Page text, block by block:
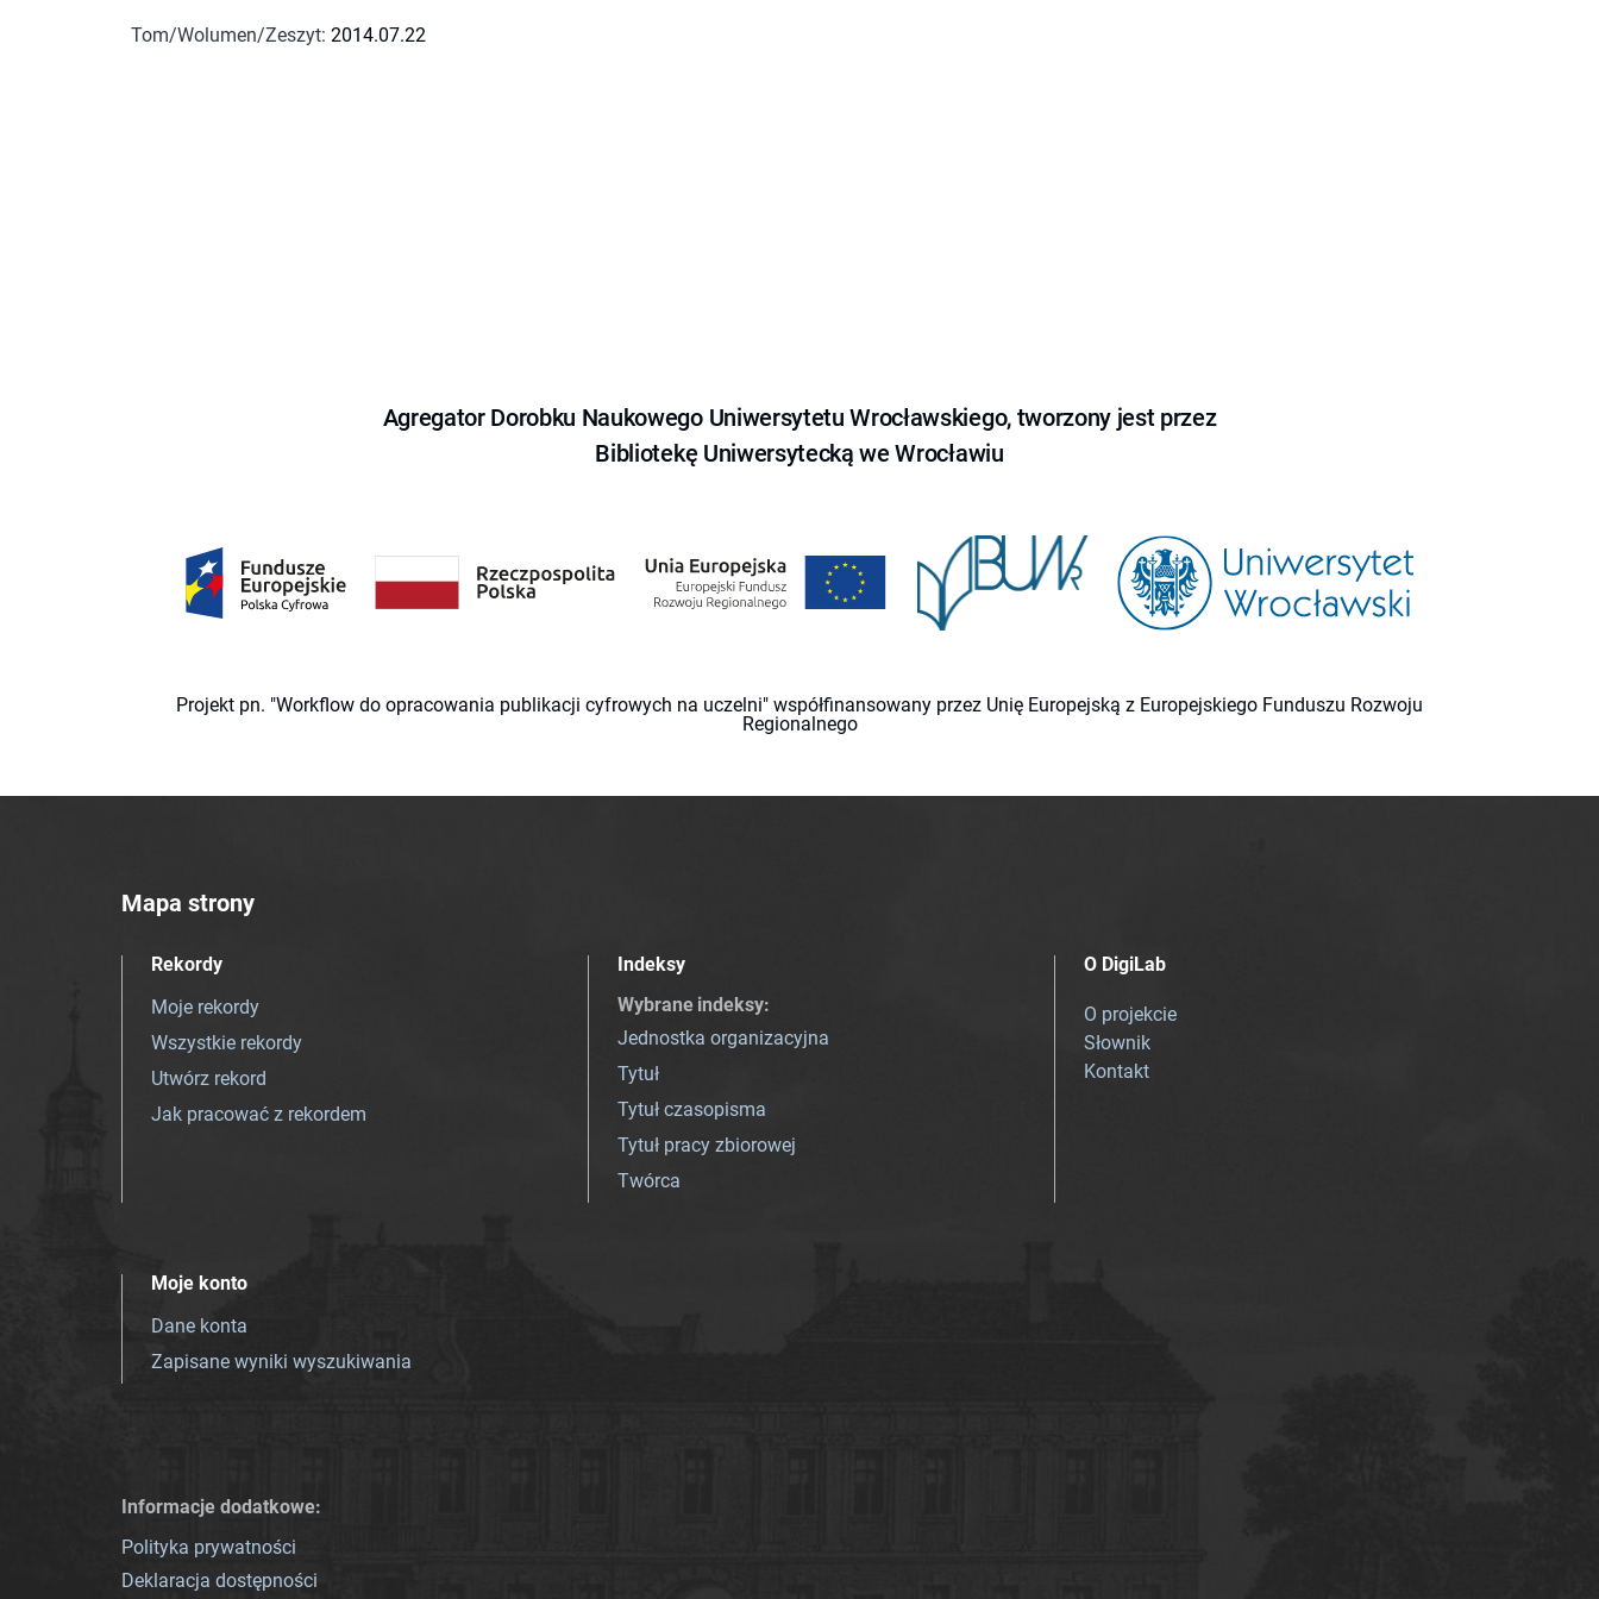
Tom/Wolumen/Zeszyt: 2014.07.22
Agregator Dorobku Naukowego Uniwersytetu Wrocławskiego, tworzony jest przez
Bibliotekę Uniwersytecką we Wrocławiu
Projekt pn. "Workflow do opracowania publikacji cyfrowych na uczelni" współfinansowany przez Unię Europejską z Europejskiego Funduszu Rozwoju
Regionalnego
Mapa strony
Rekordy
Moje rekordy
Wszystkie rekordy
Utwórz rekord
Jak pracować z rekordem
Indeksy
Wybrane indeksy:
Jednostka organizacyjna
Tytuł
Tytuł czasopisma
Tytuł pracy zbiorowej
Twórca
O DigiLab
O projekcie
Słownik
Kontakt
Moje konto
Dane konta
Zapisane wyniki wyszukiwania
Informacje dodatkowe:
Polityka prywatności
Deklaracja dostępności